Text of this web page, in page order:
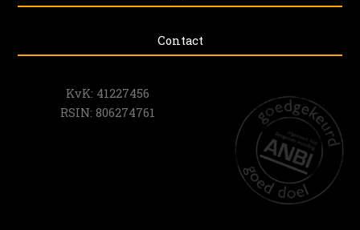
Contact
KvK: 41227456
RSIN: 806274761